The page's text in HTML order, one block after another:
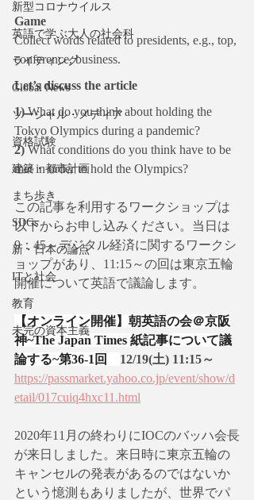
新型コロナウイルス
英語で学ぶ大人の社会科
ライティング
Global News
ソーシャル・メディア
資格試験
建築・都市計画
まち歩き
SDGs
新・日本の論点
ITと社会
教育
未完の資本主義
Game
Collect words related to presidents, e.g., top,
conference, business.
Let’s discuss the article
1) What do you think about holding the
Tokyo Olympics during a pandemic?
2) What conditions do you think have to be
met in order to hold the Olympics?
この記事を利用するワークショップは
以下からお申し込みください。当日は
9：45～デジタル経済に関するワークシ
ョップがあり、11:15～の回は東京五輪
開催について英語で議論します。
【オンライン開催】朝英語の会＠京阪
神~The Japan Times 紙記事について議
論する~第36-1回 12/19(土) 11:15～
https://passmarket.yahoo.co.jp/event/show/d
etail/017cuiq4hxc11.html
2020年11月の終わりにIOCのバッハ会長
が来日しました。来日時に東京五輪の
キャンセルの発表があるのではないか
という憶測もありましたが、世界でパ